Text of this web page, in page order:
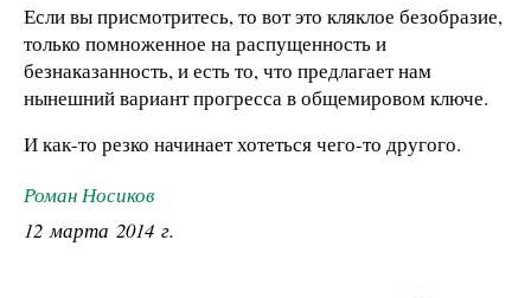
Если вы присмотритесь, то вот это кляклое безобразие,
только помноженное на распущенность и
безнаказанность, и есть то, что предлагает нам
нынешний вариант прогресса в общемировом ключе.
И как-то резко начинает хотеться чего-то другого.
Роман Носиков
12 марта 2014 г.